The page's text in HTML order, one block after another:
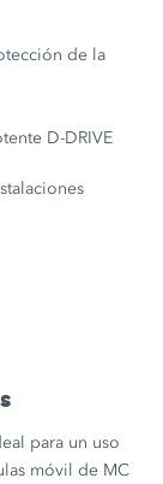
de la
D-DRIVE
para un uso
móvil de MC